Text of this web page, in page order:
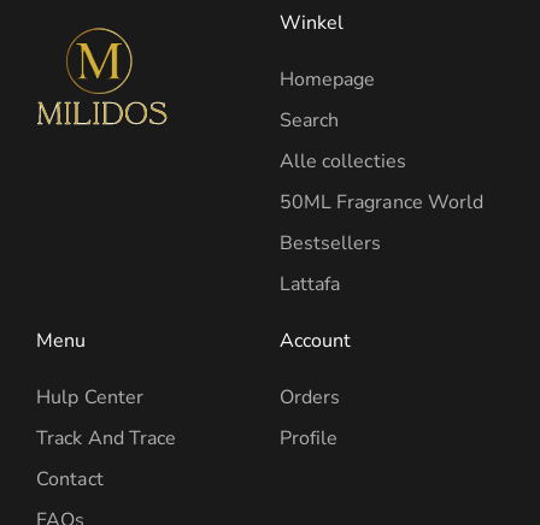
Winkel
Homepage
Search
Alle collecties
50ML Fragrance World
Bestsellers
Lattafa
Menu
Hulp Center
Track And Trace
Contact
Account
Orders
Profile